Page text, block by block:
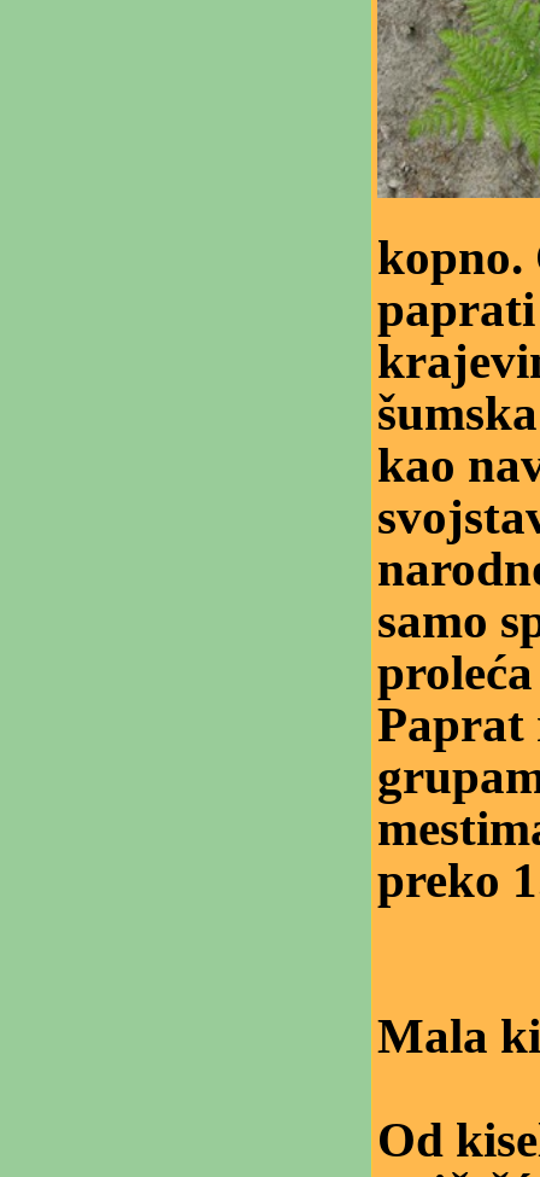
kopno.
kao
samo
Paprat
preko
Mala
Od